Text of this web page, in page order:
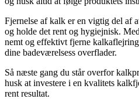
Fjernelse af kalk er en vigtig del af
og holde det rent og hygiejnisk.
nemt og effektivt fjerne
dine badeværelsess overflader.
Så næste gang du står overfor
husk at investere i en kvalitets
rent resultat.